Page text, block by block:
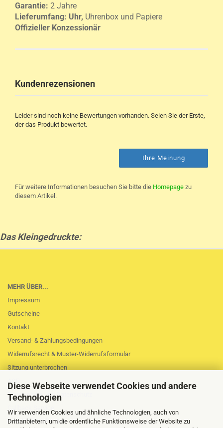
Diese Webseite verwendet Cookies und andere
Technologien
Wir verwenden Cookies und ähnliche Technologien, auch von
Drittanbietern, um die ordentliche Funktionsweise der Website zu
Garantie: 2 Jahre
Lieferumfang: Uhr, Uhrenbox und Papiere
Offizieller Konzessionär
Kundenrezensionen
Leider sind noch keine Bewertungen vorhanden. Seien Sie der Erste,
der das Produkt bewertet.
Ihre Meinung
Für weitere Informationen besuchen Sie bitte die Homepage zu
diesem Artikel.
Das Kleingedruckte:
MEHR ÜBER...
Impressum
Gutscheine
Kontakt
Versand- & Zahlungsbedingungen
Widerrufsrecht & Muster-Widerrufsformular
Sitzung unterbrochen
AGB
Privatsphäre und Datenschutz
Callback Service
Cookie Einstellungen